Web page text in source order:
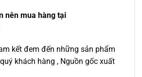
nên mua hàng tại
kết đem đến những sản phẩm
khách hàng , Nguồn gốc xuất